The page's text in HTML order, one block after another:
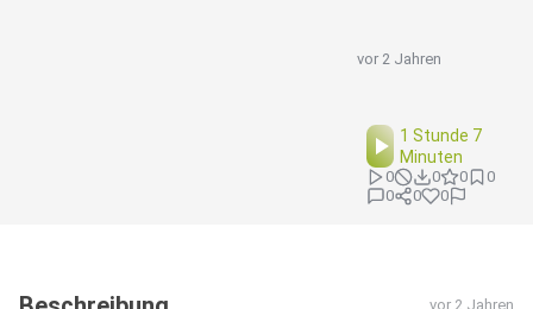
vor 2 Jahren
1 Stunde 7
Minuten
0 0 0
0
0
0 0
vor 2 Jahren